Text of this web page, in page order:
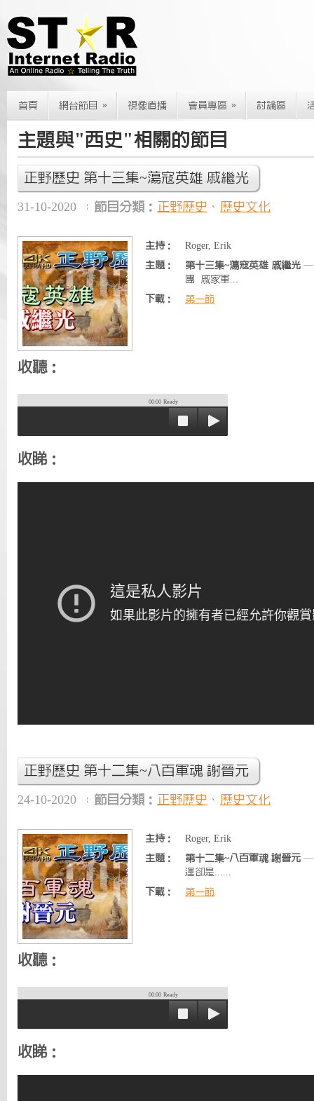
首頁 網台節目 » 視像直播 會員專區 » 討論區
主題與"西史"相關的節目
正野歷史 第十三集~蕩寇英雄 戚繼光
31-10-2020 節目分類： 正野歷史 、 歷史文化
主持：
Roger, Erik
主題：
第十三集~蕩寇英雄 戚繼光 —
團 戚家軍...
下載：
第一節
收聽：
00:00 Ready
收睇：
正野歷史 第十二集~八百軍魂 謝晉元
24-10-2020 節目分類： 正野歷史 、 歷史文化
主持：
Roger, Erik
主題：
第十二集~八百軍魂 謝晉元 —
運卻是......
下載：
第一節
收聽：
00:00 Ready
收睇：